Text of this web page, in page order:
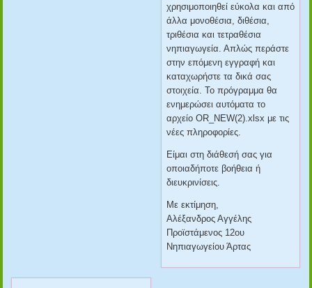
χρησιμοποιηθεί εύκολα και από
άλλα μονοθέσια, διθέσια,
τριθέσια και τετραθέσια
νηπιαγωγεία. Απλώς περάστε
στην επόμενη εγγραφή και
καταχωρήστε τα δικά σας
στοιχεία. Το πρόγραμμα θα
ενημερώσει αυτόματα το
αρχείο OR_NEW(2).xlsx με τις
νέες πληροφορίες.
Είμαι στη διάθεσή σας για
οποιαδήποτε βοήθεια ή
διευκρινίσεις.
Με εκτίμηση,
Αλέξανδρος Αγγέλης
Προϊστάμενος 12ου
Νηπιαγωγείου Άρτας